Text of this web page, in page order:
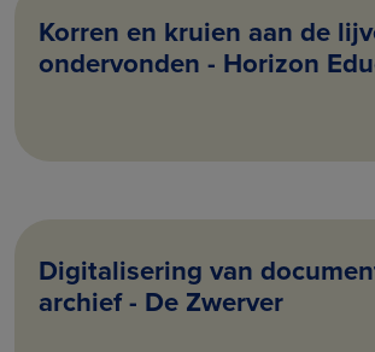
Korren en kruien aan de
ondervonden - Horizon
Digitalisering van
archief - De Zwerver